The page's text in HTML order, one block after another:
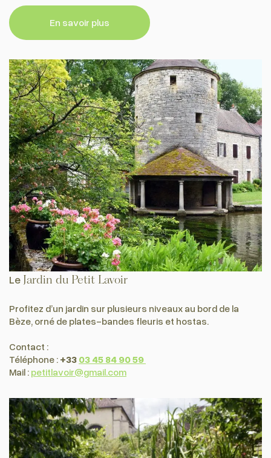
En savoir plus
Le Jardin du Petit Lavoir
Profitez d’un jardin sur plusieurs niveaux au bord de la
Bèze, orné de plates-bandes fleuris et hostas.
Contact :
Téléphone : +33 03 45 84 90 59
Mail : petitlavoir@gmail.com